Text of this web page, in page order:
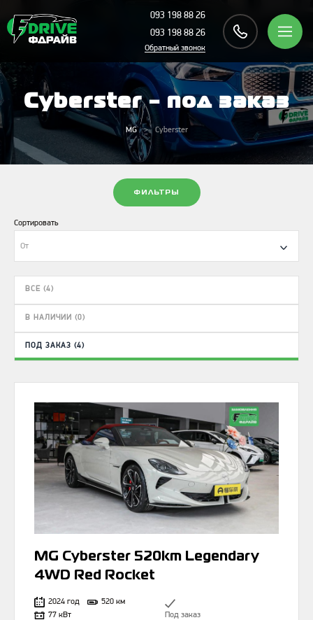
093 198 88 26
093 198 88 26
Обратный звонок
Cyberster - под заказ
MG Cyberster
ФИЛЬТРЫ
ВСЕ (4)
В НАЛИЧИИ (0)
ПОД ЗАКАЗ (4)
Сортировать
От
MG Cyberster 520km Legendary
4WD Red Rocket
2024 год
520 км
77 кВт
Под заказ